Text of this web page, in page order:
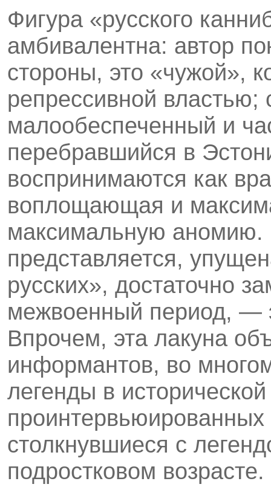
Фигура «русского
амбивалентна: автор
стороны, это «чужой»,
репрессивной властью;
малообеспеченный и
перебравшийся в
воспринимаются как
воплощающая и
максимальную аномию.
представляется,
русских», достаточно
межвоенный период, —
Впрочем, эта лакуна
информантов, во
леген­ды в
столкнувшиеся с
подростковом возрасте.